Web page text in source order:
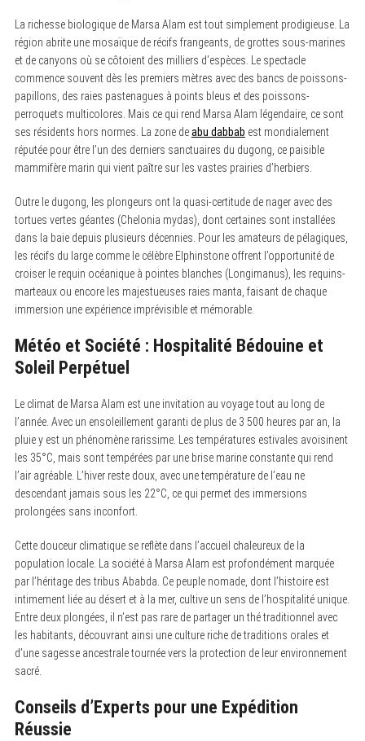
La richesse biologique de Marsa Alam est tout simplement prodigieuse. La
région abrite une mosaïque de récifs frangeants, de grottes sous-marines
et de canyons où se côtoient des milliers d’espèces. Le spectacle
commence souvent dès les premiers mètres avec des bancs de poissons-
papillons, des raies pastenagues à points bleus et des poissons-
perroquets multicolores. Mais ce qui rend Marsa Alam légendaire, ce sont
ses résidents hors normes. La zone deabu dabbab est mondialement
réputée pour être l’un des derniers sanctuaires du dugong, ce paisible
mammifère marin qui vient paître sur les vastes prairies d’herbiers.
Outre le dugong, les plongeurs ont la quasi-certitude de nager avec des
tortues vertes géantes (Chelonia mydas), dont certaines sont installées
dans la baie depuis plusieurs décennies. Pour les amateurs de pélagiques,
les récifs du large comme le célèbre Elphinstone offrent l’opportunité de
croiser le requin océanique à pointes blanches (Longimanus), les requins-
marteaux ou encore les majestueuses raies manta, faisant de chaque
immersion une expérience imprévisible et mémorable.
Météo et Société : Hospitalité Bédouine et
Soleil Perpétuel
Le climat de Marsa Alam est une invitation au voyage tout au long de
l’année. Avec un ensoleillement garanti de plus de 3 500 heures par an, la
pluie y est un phénomène rarissime. Les températures estivales avoisinent
les 35°C, mais sont tempérées par une brise marine constante qui rend
l’air agréable. L’hiver reste doux, avec une température de l’eau ne
descendant jamais sous les 22°C, ce qui permet des immersions
prolongées sans inconfort.
Cette douceur climatique se reflète dans l’accueil chaleureux de la
population locale. La société à Marsa Alam est profondément marquée
par l’héritage des tribus Ababda. Ce peuple nomade, dont l’histoire est
intimement liée au désert et à la mer, cultive un sens de l’hospitalité unique.
Entre deux plongées, il n’est pas rare de partager un thé traditionnel avec
les habitants, découvrant ainsi une culture riche de traditions orales et
d’une sagesse ancestrale tournée vers la protection de leur environnement
sacré.
Conseils d’Experts pour une Expédition
Réussie
e
a
r
h
f
o